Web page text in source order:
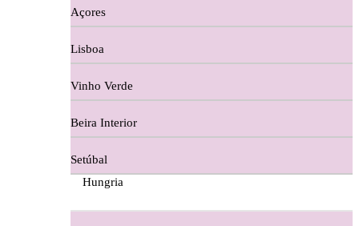
Digestivos
Divai - Alentejo
Dona Sancha Dão
Doroteia Douro
Ermelinda Freitas - Setubal
Açores
Lisboa
Vinho Verde
Beira Interior
Setúbal
Hungria